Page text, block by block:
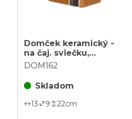
Domček keramický -
na čaj. sviečku,
poschodový, svetlo
DOM162
Skladom
13 9 22cm